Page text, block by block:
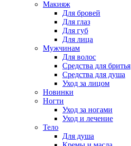
Макияж
Для бровей
Для глаз
Для губ
Для лица
Мужчинам
Для волос
Средства для бритья
Средства для душа
Уход за лицом
Новинки
Ногти
Уход за ногами
Уход и лечение
Тело
Для душа